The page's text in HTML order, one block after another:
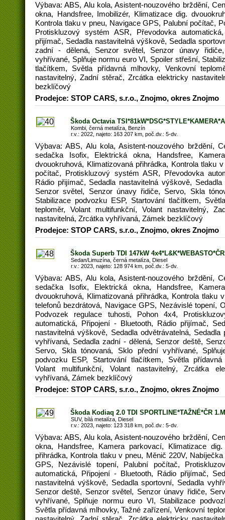
Výbava: ABS, Alu kola, Asistent-nouzového brždění,
okna, Handsfree, Imobilizér, Klimatizace dig.
Kontrola tlaku v pneu, Navigace GPS, Palubní počítač,
Protiskluzový systém ASR, Převodovka
přijímač, Sedadla nastavitelná výškově, Sedadla
zadní - dělená, Senzor světel, Senzor únavy
vyhřívané, Splňuje normu euro VI, Spoiler střešní,
tlačítkem, Světla přídavná mlhovky, Venkovní
nastavitelný, Zadní stěrač, Zrcátka elektricky
bezklíčový
Prodejce: STOP CARS, s.r.o., Znojmo, okres Znojmo
Škoda Octavia
Kombi, černá metalíza, Benzín
r.v.: 2022, najeto: 163 207 km, poč.dv.: 5-dv.
Výbava: ABS, Alu kola, Asistent-nouzového brždění,
sedačka Isofix, Elektrická okna, Handsfree,
dvouokruhová, Klimatizovaná přihrádka, Kontrola tlaku
počítač, Protiskluzový systém ASR, Převodovka
Rádio přijímač, Sedadla nastavitelná výškově,
Senzor světel, Senzor únavy řidiče, Servo, Skla
Stabilizace podvozku ESP, Startování tlačítkem,
teploměr, Volant multifunkční, Volant nastavitelný,
nastavitelná, Zrcátka vyhřívaná, Zámek bezklíčový
Prodejce: STOP CARS, s.r.o., Znojmo, okres Znojmo
Škoda Superb TDI 147kW
Sedan/Limuzína, černá metalíza, Diesel
r.v.: 2023, najeto: 128 974 km, poč.dv.: 5-dv.
Výbava: ABS, Alu kola, Asistent-nouzového brždění,
sedačka Isofix, Elektrická okna, Handsfree,
dvouokruhová, Klimatizovaná přihrádka, Kontrola tlaku
telefonů bezdrátová, Navigace GPS, Nezávislé topení,
Podvozek regulace tuhosti, Pohon 4x4,
automatická, Připojení - Bluetooth, Rádio přijímač,
nastavitelná výškově, Sedadla odvětrávatelná, Sedadla
vyhřívaná, Sedadla zadní - dělená, Senzor deště,
Servo, Skla tónovaná, Sklo přední vyhřívané,
podvozku ESP, Startování tlačítkem, Světla
Volant multifunkční, Volant nastavitelný, Zrcátka
vyhřívaná, Zámek bezklíčový
Prodejce: STOP CARS, s.r.o., Znojmo, okres Znojmo
Škoda Kodiaq 2.0 TDI SPORTLINE*TAŽNÉ*ČR 1.M
SUV, bílá metalíza, Diesel
r.v.: 2023, najeto: 123 318 km, poč.dv.: 5-dv.
Výbava: ABS, Alu kola, Asistent-nouzového brždění,
okna, Handsfree, Kamera parkovací, Klimatizace dig.
přihrádka, Kontrola tlaku v pneu, Měnič 220V,
GPS, Nezávislé topení, Palubní počítač,
automatická, Připojení - Bluetooth, Rádio přijímač,
nastavitelná výškově, Sedadla sportovní, Sedadla
Senzor deště, Senzor světel, Senzor únavy řidiče,
vyhřívané, Splňuje normu euro VI, Stabilizace
Světla přídavná mlhovky, Tažné zařízení, Venkovní